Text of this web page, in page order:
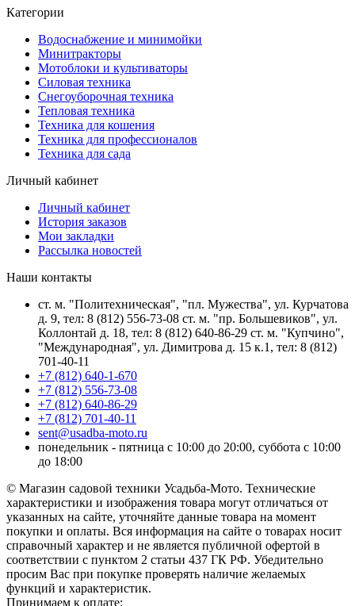
Категории
Водоснабжение и минимойки
Минитракторы
Мотоблоки и культиваторы
Силовая техника
Снегоуборочная техника
Тепловая техника
Техника для кошения
Техника для профессионалов
Техника для сада
Личный кабинет
Личный кабинет
История заказов
Мои закладки
Рассылка новостей
Наши контакты
ст. м. "Политехническая", "пл. Мужества", ул. Курчатова
д. 9, тел: 8 (812) 556-73-08 ст. м. "пр. Большевиков", ул.
Коллонтай д. 18, тел: 8 (812) 640-86-29 ст. м. "Купчино",
"Международная", ул. Димитрова д. 15 к.1, тел: 8 (812)
701-40-11
+7 (812) 640-1-670
+7 (812) 556-73-08
+7 (812) 640-86-29
+7 (812) 701-40-11
sent@usadba-moto.ru
понедельник - пятница с 10:00 до 20:00, суббота с 10:00
до 18:00
© Магазин садовой техники Усадьба-Мото. Технические
характеристики и изображения товара могут отличаться от
указанных на сайте, уточняйте данные товара на момент
покупки и оплаты. Вся информация на сайте о товарах носит
справочный характер и не является публичной офертой в
соответствии с пунктом 2 статьи 437 ГК РФ. Убедительно
просим Вас при покупке проверять наличие желаемых
функций и характеристик.
Принимаем к оплате: